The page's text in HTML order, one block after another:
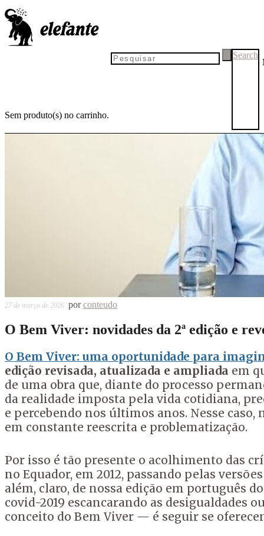
Sem produto(s) no carrinho.
Search
27 de março de 2026 porconteudo
O Bem Viver: novidades da 2ª edição e
O Bem Viver: uma oportunidade para
edição revisada, atualizada e ampliada em
de uma obra que, diante do processo
da realidade imposta pela vida cotidiana,
e percebendo nos últimos anos. Nesse
em constante reescrita e problematização.
Por isso é tão presente o acolhimento das
no Equador, em 2012, passando pelas
além, claro, de nossa edição em português
covid-2019 escancarando as desigualdades
conceito do Bem Viver — é seguir se